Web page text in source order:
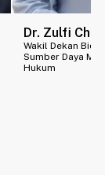
Dr. Zulfi
Wakil Dekan
Sumber Daya
Hukum